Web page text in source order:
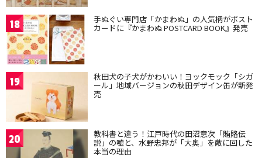
18 手ぬぐい専門店「かまわぬ」の人気柄がポスト
カードに『かまわぬ POSTCARD BOOK』発売
19 秋田犬の子犬がかわいい！ヨックモック「シガ
ール」地域バージョンの秋田デザイン缶が新発
売
20 教科書と違う！江戸時代の田沼意次「賄賂伝
説」の嘘と、水野忠邦が「大奥」を敵に回した
本当の理由